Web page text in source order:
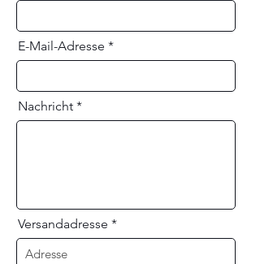
E-Mail-Adresse
Nachricht
Versandadresse